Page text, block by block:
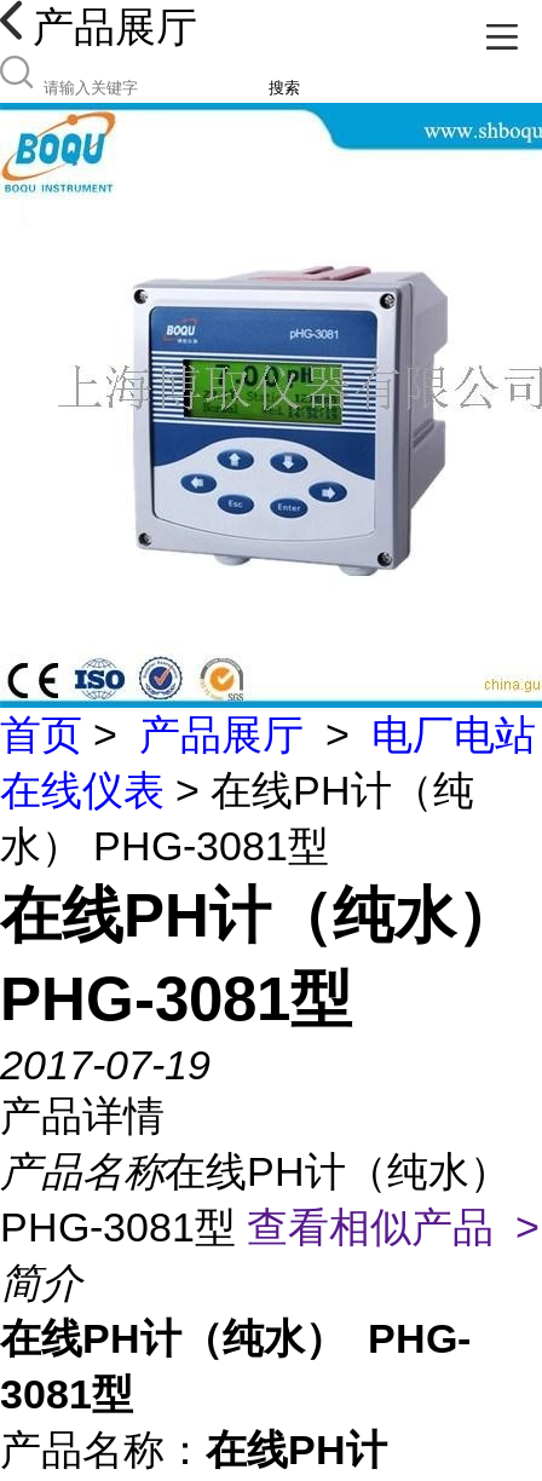
产品展厅
搜索
首页 > 产品展厅 > 电厂电站
在线仪表 > 在线PH计（纯
水） PHG-3081型
在线PH计（纯水）
PHG-3081型
2017-07-19
产品详情
产品名称在线PH计（纯水）
PHG-3081型 查看相似产品 >
简介
在线PH计（纯水） PHG-
3081型
产品名称： 在线PH计